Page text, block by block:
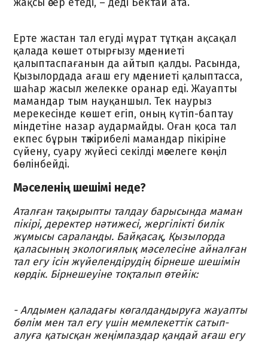
жақсы әсер етеді, – деді Бектай ата.
Ерте жастан тал егуді мұрат тұтқан ақсақал
қалада көшет отырғызу мәдениеті
қалыптаспағанын да айтып қалды. Расында,
Қызылордада ағаш егу мәдениеті қалыптасса,
шаһар жасыл желекке оранар еді. Жауапты
мамандар тым науқаншыл. Тек наурыз
мерекесінде көшет егіп, оның күтіп-баптау
міндетіне назар аудармайды. Оған қоса тал
екпес бұрын тәжірибелі мамандар пікіріне
сүйену, суару жүйесі секілді мәселеге көңіл
бөлінбейді.
Мәселенің шешімі неде?
Аталған тақырыпты талдау барысында маман
пікірі, деректер нәтижесі, жергілікті билік
жұмысы сараланды. Байқасақ, Қызылорда
қаласының экологиялық мәселесіне айналған
тал егу ісін жүйелендірудің бірнеше шешімін
көрдік. Бірнешеуіне тоқталып өтейік:
- Алдымен қаладағы көгалдандыруға жауапты
бөлім мен тал егу үшін мемлекеттік сатып-
алуға қатысқан жеңімпаздар қандай ағаш егу